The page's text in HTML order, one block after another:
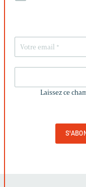
Laissez ce